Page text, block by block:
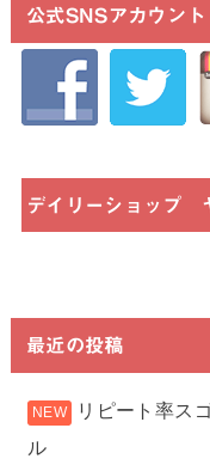
公式SNSアカウント
デイリーショップ
最近の投稿
リピート率ス
ル